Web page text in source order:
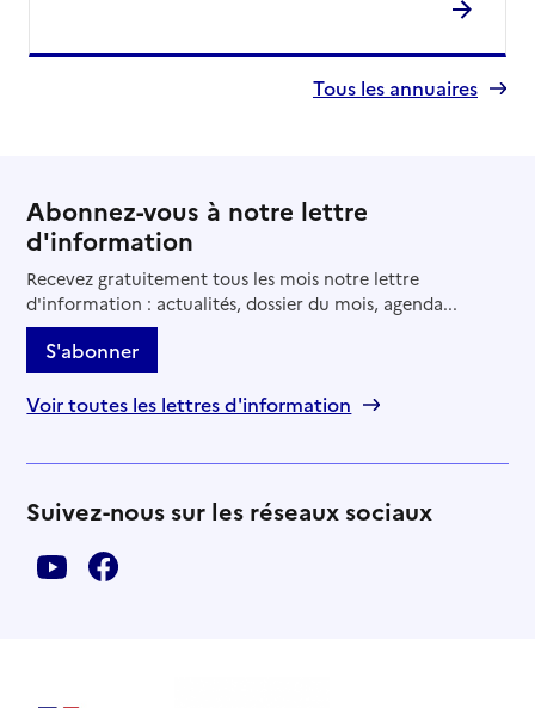
Tous les annuaires
Abonnez-vous à notre lettre
d'information
Recevez gratuitement tous les mois notre lettre
d'information : actualités, dossier du mois, agenda...
S'abonner
Voir toutes les lettres d'information
Suivez-nous sur les réseaux sociaux